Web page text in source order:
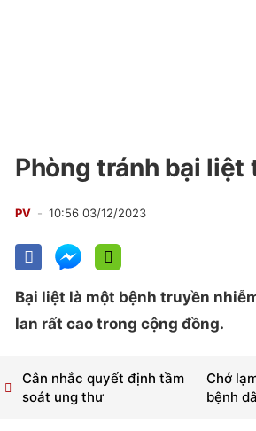
Phòng tránh bại liệt
PV 10:56 03/12/2023
Bại liệt là một bệnh truyền
lan rất cao trong cộng đồng.
Chớ
bệnh
Cân nhắc quyết định tầm
soát ung thư